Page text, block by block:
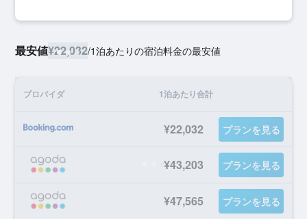
最安値¥22,032/1泊あたりの宿泊料金の最安値
プロバイダ 1泊あたり合計
¥22,032 プランを見る
¥43,203 プランを見る
¥47,565 プランを見る